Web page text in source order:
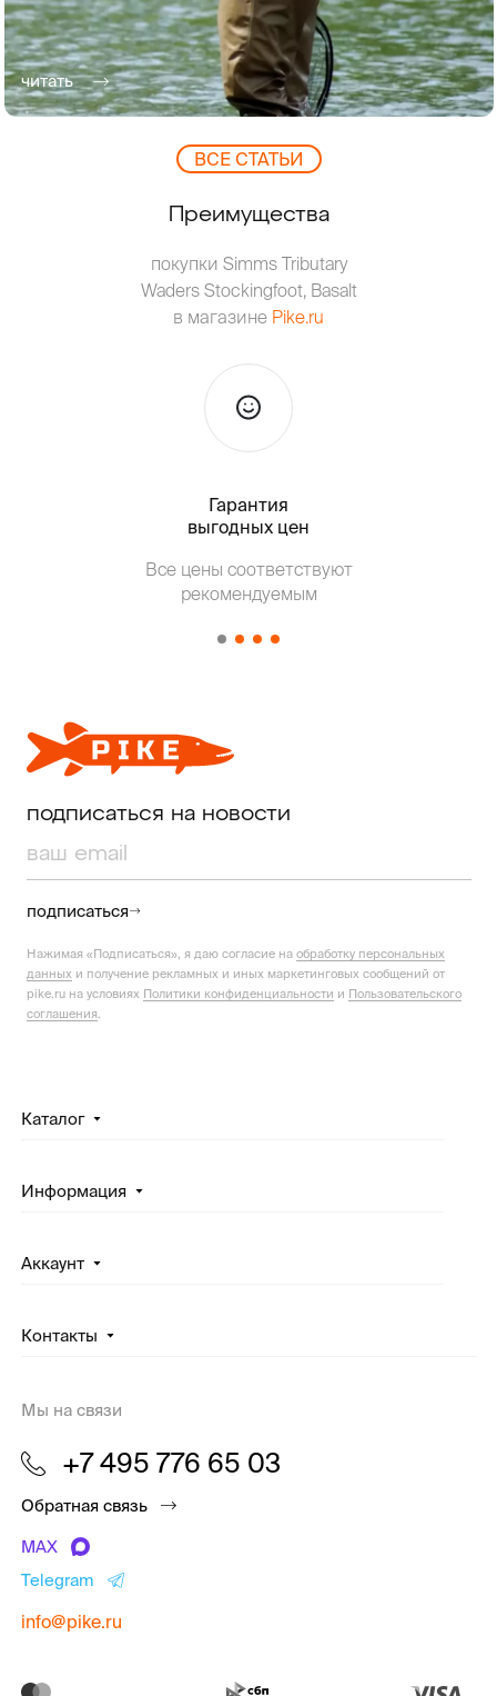
читать
ВCЕ СТАТЬИ
Преимущества
покупки Simms Tributary
Waders Stockingfoot, Basalt
в магазине Pike.ru
Гарантия
выгодных цен
Все цены соответствуют
рекомендуемым
подписаться на новости
подписаться
Нажимая «Подписаться», я даю согласие на обработку персональных
данных и получение рекламных и иных маркетинговых сообщений от
pike.ru на условиях Политики конфиденциальности и Пользовательского
соглашения
Каталог
Информация
Аккаунт
Контакты
Мы на связи
+7 495 776 65 03
Обратная связь
MAX
Telegram
info@pike.ru